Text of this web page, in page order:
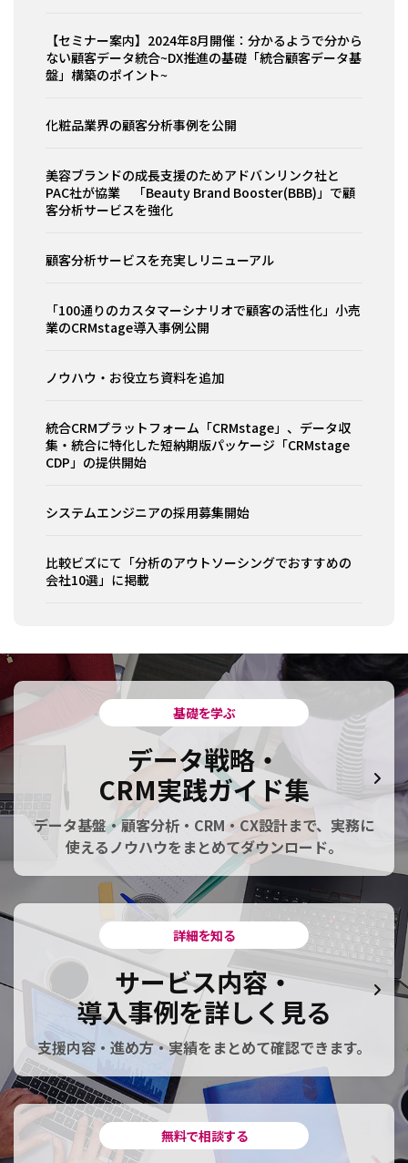
【セミナー案内】2024年8月開催：分かるようで分から
ない顧客データ統合~DX推進の基礎「統合顧客データ基
盤」構築のポイント~
化粧品業界の顧客分析事例を公開
美容ブランドの成長支援のためアドバンリンク社と
PAC社が協業 「Beauty Brand Booster(BBB)」で顧
客分析サービスを強化
顧客分析サービスを充実しリニューアル
「100通りのカスタマーシナリオで顧客の活性化」小売
業のCRMstage導入事例公開
ノウハウ・お役立ち資料を追加
統合CRMプラットフォーム「CRMstage」、データ収
集・統合に特化した短納期版パッケージ「CRMstage
CDP」の提供開始
システムエンジニアの採用募集開始
比較ビズにて「分析のアウトソーシングでおすすめの
会社10選」に掲載
基礎を学ぶ
データ戦略・
CRM実践ガイド集
データ基盤・顧客分析・CRM・CX設計まで、実務に
使えるノウハウをまとめてダウンロード。
詳細を知る
サービス内容・
導入事例を詳しく見る
支援内容・進め方・実績をまとめて確認できます。
無料で相談する